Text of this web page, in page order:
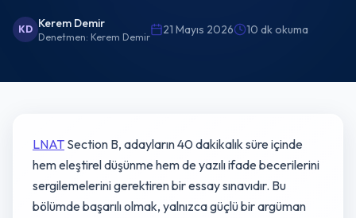
KD Kerem Demir
Denetmen: Kerem Demir
21 Mayıs 2026 10 dk okuma
LNAT Section B, adayların 40 dakikalık süre içinde
hem eleştirel düşünme hem de yazılı ifade becerilerini
sergilemelerini gerektiren bir essay sınavıdır. Bu
bölümde başarılı olmak, yalnızca güçlü bir argüman